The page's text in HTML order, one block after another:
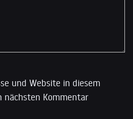
und Website in diesem
nächsten Kommentar